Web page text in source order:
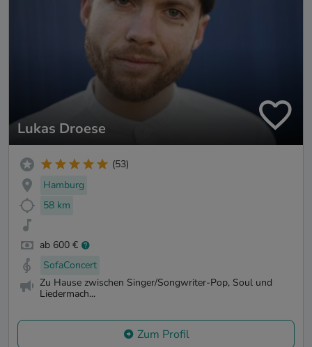
Lukas Droese
(53)
Hamburg
58 km
ab 600 €
SofaConcert
Zu Hause zwischen Singer/Songwriter-Pop, Soul und
Liedermach...
Zum Profil